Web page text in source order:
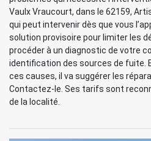
Vaulx Vraucourt, dans le 62159,
qui peut intervenir dès que vous
solution provisoire pour limiter les
procéder à un diagnostic de votre
identification des sources de fuite.
ces causes, il va suggérer les
Contactez-le. Ses tarifs sont
de la localité.